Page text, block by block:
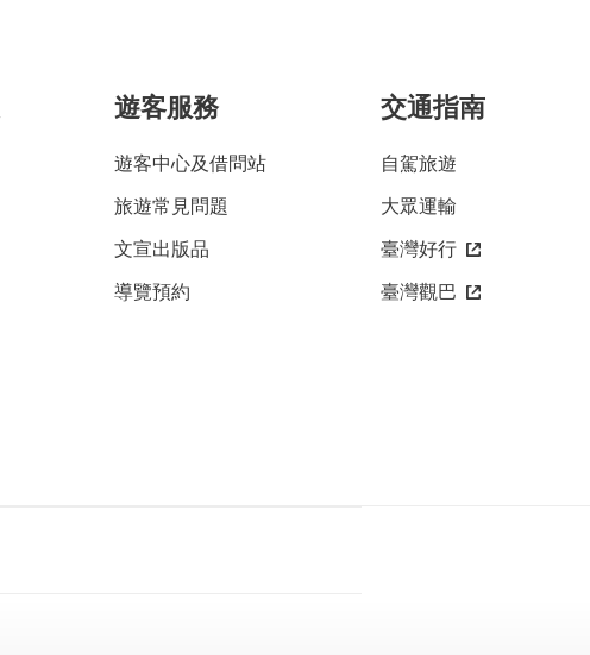
遊客服務
遊客中心及借問站
旅遊常見問題
文宣出版品
導覽預約
交通指南
自駕旅遊
大眾運輸
臺灣好行
臺灣觀巴